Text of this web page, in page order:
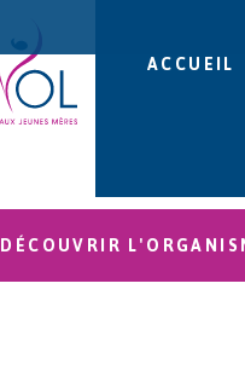
ACCUEIL
DÉCOUVRIR